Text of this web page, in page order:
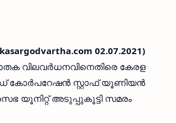
02.07.2021)
വിലവർധനവിനെതിരെ കേരള
സ്റ്റാഫ് യൂണിയൻ
യൂനിറ്റ് അടുപ്പുകൂട്ടി സമരം